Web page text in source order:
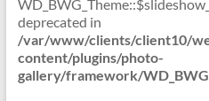
deprecated in
/var/www/clients/client10/
content/plugins/photo-
gallery/framework/